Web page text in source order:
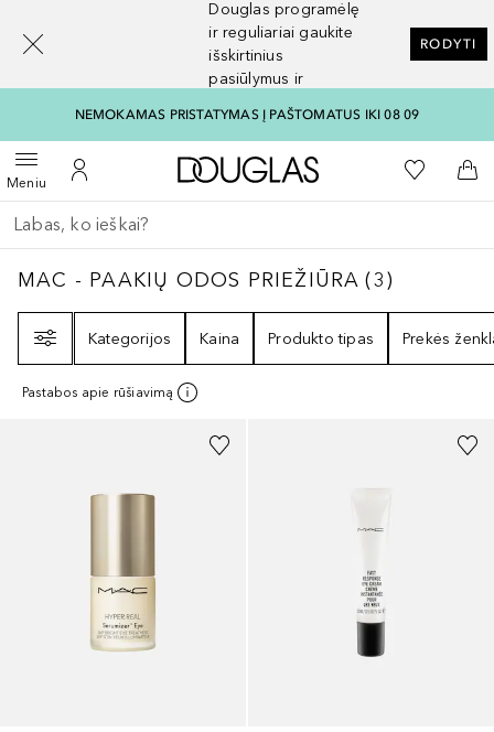
Douglas programėlę
ir reguliariai gaukite
išskirtinius
pasiūlymus ir
RODYTI
NEMOKAMAS PRISTATYMAS Į PAŠTOMATUS IKI 08 09
MeniuAtidaryti meniuĮ mano paskyrą
Į Douglas pagrindinį
Į mano
Į
Grįžk atgal
Vykdykite paiešką
MAC - PAAKIŲ ODOS PRIEŽIŪRA3
MAC - PAAKIŲ ODOS PRIEŽIŪRA (3)
Kategorijos
Kaina Produkto tipas Prekės
Pastabos apie rūšiavimą
[navigation.slideout.screenreader]